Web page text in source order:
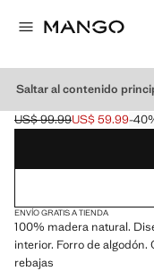
Saltar al contenido
BOLSO HOMBRO
Precio inicial tachado
US$ 99.99
Precio actual [US$ 59.99 ]
US$ 59.99-
Selecciona un color
ENVÍO GRATIS A TIENDA
100% madera natural.
interior. Forro de
rebajas